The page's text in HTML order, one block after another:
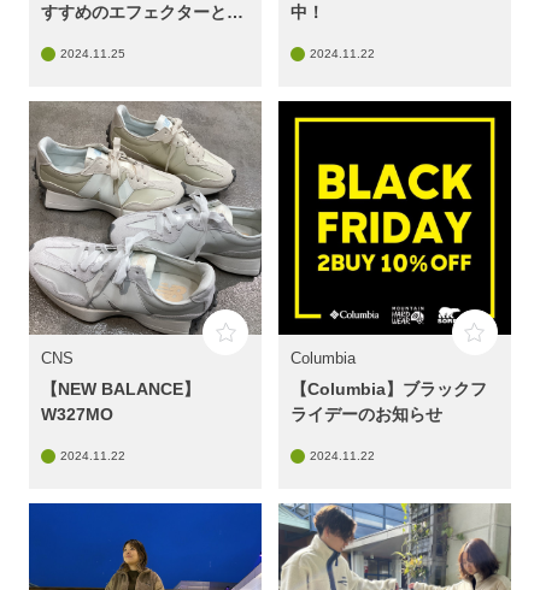
すすめのエフェクターと選
2024.11.25
中！
2024.11.22
CNS
【NEW BALANCE】
W327MO
2024.11.22
Columbia
【Columbia】ブラックフ
ライデーのお知らせ
2024.11.22